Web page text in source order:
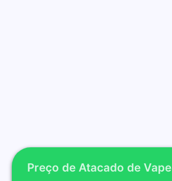
Preço de Atacado de Vape